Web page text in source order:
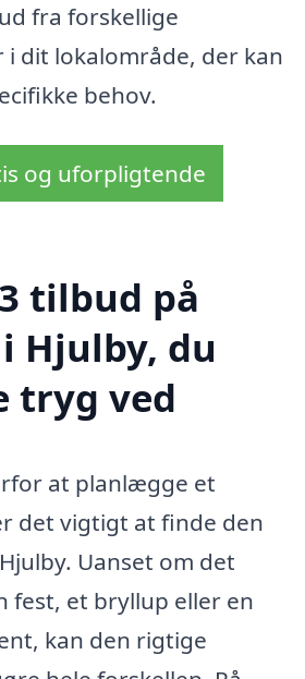
fra forskellige
dit lokalområde, der kan
behov.
og uforpligtende
tilbud på
Hjulby, du
tryg ved
at planlægge et
det vigtigt at finde den
Uanset om det
fest, et bryllup eller en
kan den rigtige